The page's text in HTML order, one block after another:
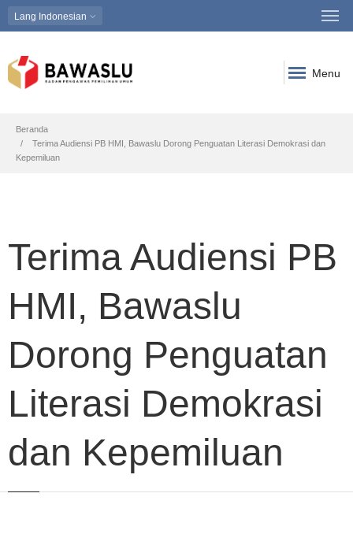
Lang Indonesian
Menu
Breadcrumb
Beranda
Terima Audiensi PB HMI, Bawaslu Dorong Penguatan Literasi Demokrasi dan
Kepemiluan
Terima Audiensi PB
HMI, Bawaslu
Dorong Penguatan
Literasi Demokrasi
dan Kepemiluan